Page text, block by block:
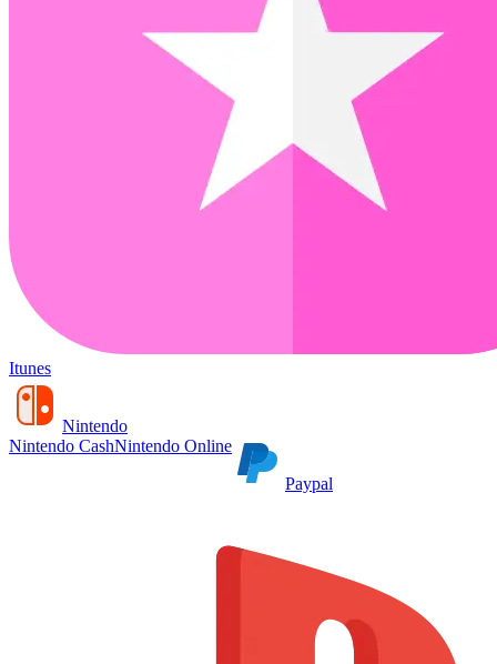
Itunes
Nintendo
Nintendo CashNintendo Online
Paypal